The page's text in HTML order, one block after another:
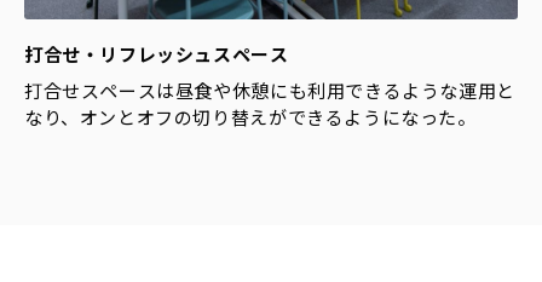
打合せ・リフレッシュスペース
打合せスペースは昼食や休憩にも利用できるような運用と
なり、オンとオフの切り替えができるようになった。